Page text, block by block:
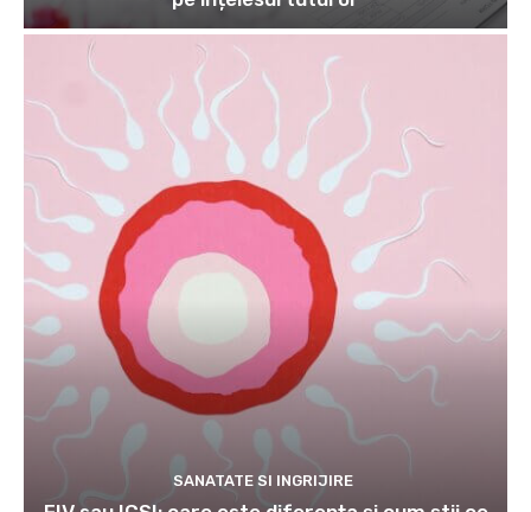
SANATATE SI INGRIJIRE